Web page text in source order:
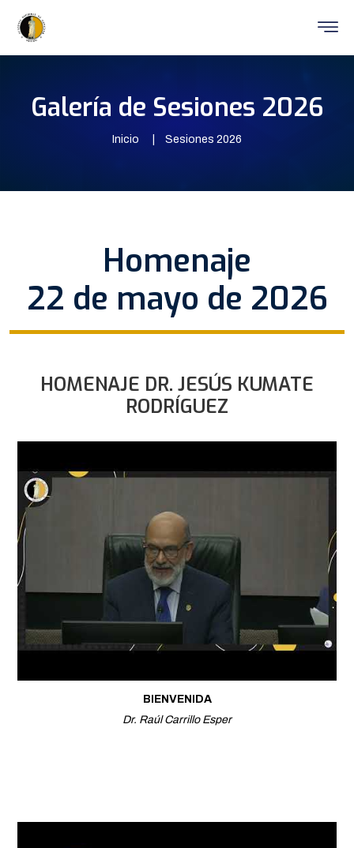
Galería de Sesiones 2026
Inicio Sesiones 2026
Homenaje
22 de mayo de 2026
HOMENAJE DR. JESÚS KUMATE
RODRÍGUEZ
BIENVENIDA
Dr. Raúl Carrillo Esper